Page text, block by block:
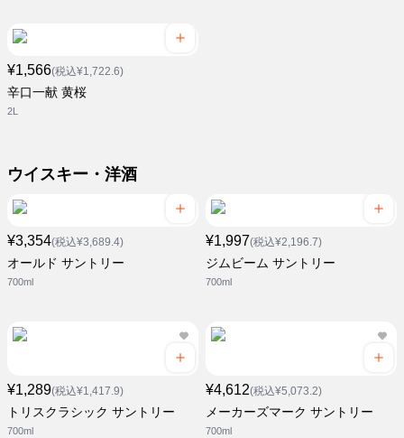
¥1,566(税込¥1,722.6)
辛口一献 黄桜
2L
ウイスキー・洋酒
¥3,354(税込¥3,689.4)
オールド サントリー
700ml
¥1,997(税込¥2,196.7)
ジムビーム サントリー
700ml
¥1,289(税込¥1,417.9)
トリスクラシック サントリー
700ml
¥4,612(税込¥5,073.2)
メーカーズマーク サントリー
700ml